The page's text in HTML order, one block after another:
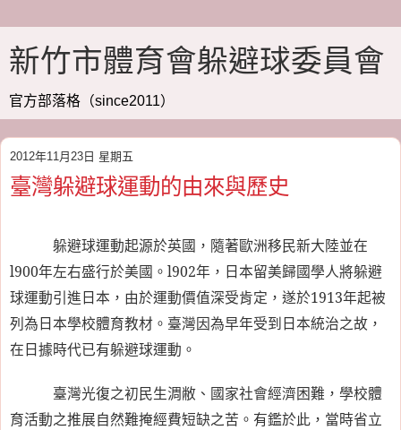
新竹市體育會躲避球委員會
官方部落格（since2011）
2012年11月23日 星期五
臺灣躲避球運動的由來與歷史
躲避球運動起源於英國，隨著歐洲移民新大陸並在
l900年左右盛行於美國。 l902年，日本留美歸國學人將躲避
球運動引進日本，由於運動價值深受肯定，遂於1913年起被
列為日本學校體育教材。臺灣因為早年受到日本統治之故，
在日據時代已有躲避球運動。
臺灣光復之初民生淍敝、國家社會經濟困難，學校體
育活動之推展自然難掩經費短缺之苦。有鑑於此，當時省立